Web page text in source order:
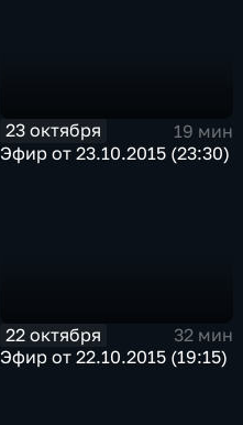
23 октября
19 мин
Эфир от 23.10.2015 (23:30)
22 октября
32 мин
Эфир от 22.10.2015 (19:15)